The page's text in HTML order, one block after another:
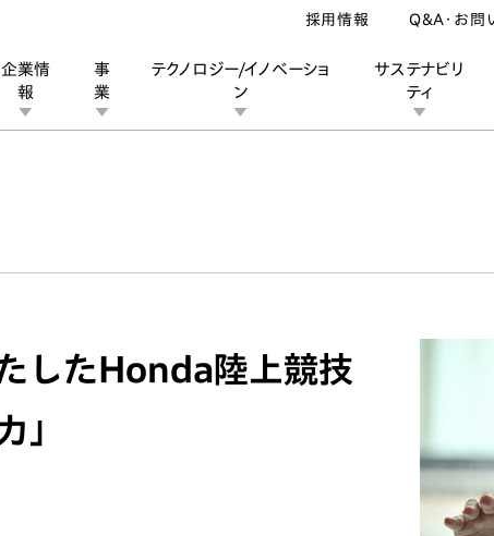
企業情
報
事
業
テクノロジー/イノベーショ
ン
サステナビリ
ティ
採用情報 Q&A・お問
したHonda陸上競技
」